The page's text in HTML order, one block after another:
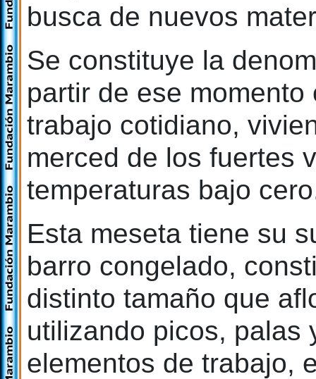
busca de nuevos
Se constituye la
partir de ese
trabajo cotidiano,
merced de los fuertes
temperaturas bajo
Esta meseta tiene su
barro congelado,
distinto tamaño que
utilizando picos, palas
elementos de trabajo,